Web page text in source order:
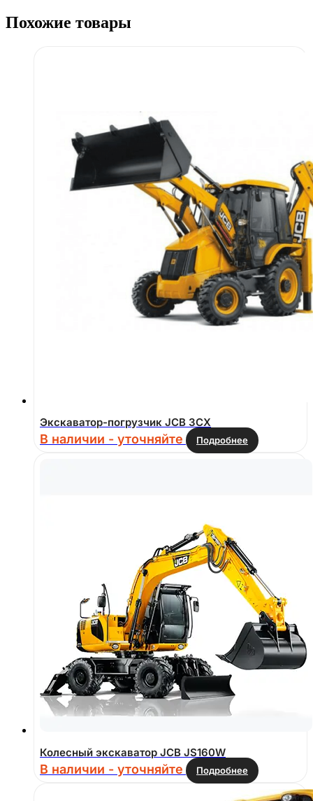
Похожие товары
Экскаватор-погрузчик JCB 3CX
В наличии - уточняйте Подробнее
Колесный экскаватор JCB JS160W
В наличии - уточняйте Подробнее